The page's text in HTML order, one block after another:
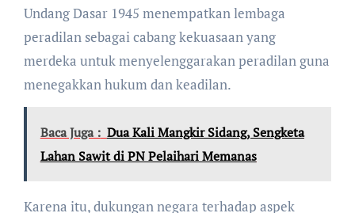
Undang Dasar 1945 menempatkan lembaga
peradilan sebagai cabang kekuasaan yang
merdeka untuk menyelenggarakan peradilan guna
menegakkan hukum dan keadilan.
Baca Juga : Dua Kali Mangkir Sidang, Sengketa
Lahan Sawit di PN Pelaihari Memanas
Karena itu, dukungan negara terhadap aspek